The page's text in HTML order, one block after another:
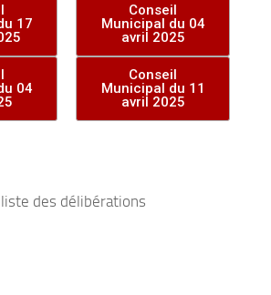
17
04
Conseil
Municipal du 04
avril 2025
Conseil
Municipal du 11
avril 2025
des délibérations